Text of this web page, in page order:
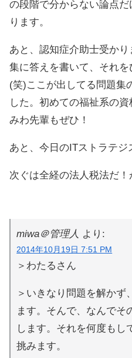
の段階で分からない論点
ります。
あと、認知症介助士受か
集に答えを書いて、それ
(笑)ここが出してる問題集
した。初めての福祉系の資
みわ先輩もぜひ！
あと、今日のITストラテ
次ぐは全経の法人税法だ
miwa＠管理人 より:
2014年10月19日 7:51 PM
＞わたるさん
＞いきなり問題を解かず
ます。そんで、なんでそ
します。それを何度もし
挑みます。